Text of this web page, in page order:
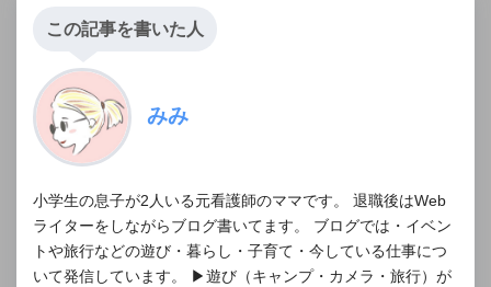
この記事を書いた人
みみ
小学生の息子が2人いる元看護師のママです。 退職後はWeb
ライターをしながらブログ書いてます。 ブログでは・イベン
トや旅行などの遊び・暮らし・子育て・今している仕事につ
いて発信しています。 ▶︎遊び（キャンプ・カメラ・旅行）が